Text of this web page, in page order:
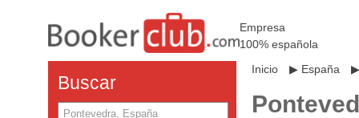
Empresa
100% española
Buscar
Inicio ▶ España